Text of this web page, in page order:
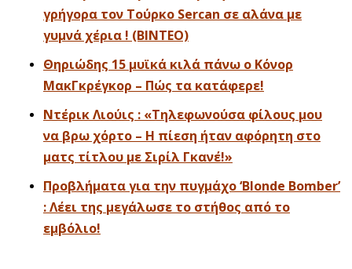
γρήγορα τον Τούρκο Sercan σε αλάνα με
γυμνά χέρια ! (BINTEO)
Θηριώδης 15 μυϊκά κιλά πάνω ο Κόνορ
ΜακΓκρέγκορ – Πώς τα κατάφερε!
Ντέρικ Λιούις : «Τηλεφωνούσα φίλους μου
να βρω χόρτο – Η πίεση ήταν αφόρητη στο
ματς τίτλου με Σιρίλ Γκανέ!»
Προβλήματα για την πυγμάχο ‘Blonde Bomber’
: Λέει της μεγάλωσε το στήθος από το
εμβόλιο!